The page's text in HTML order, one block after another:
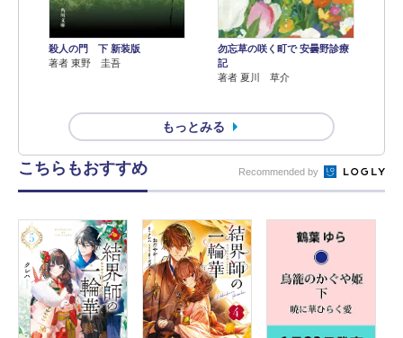
殺人の門 下 新装版
著者 東野 圭吾
勿忘草の咲く町で 安曇野診療
記
著者 夏川 草介
もっとみる
こちらもおすすめ Recommended by